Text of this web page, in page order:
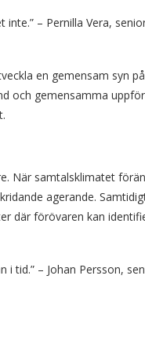
– Pernilla Vera,
en gemensam syn
och gemensamma
När samtalsklimatet
agerande.
där förövaren kan
tid.” – Johan Persson,